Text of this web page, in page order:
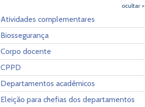
ocultar >
Atividades complementares
Biossegurança
Corpo docente
CPPD
Departamentos acadêmicos
Eleição para chefias dos departamentos